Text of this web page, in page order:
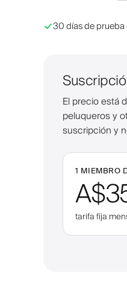
30 días de prueba
El precio está
peluqueros y
suscripción y
1 MIEMBRO
tarifa fija